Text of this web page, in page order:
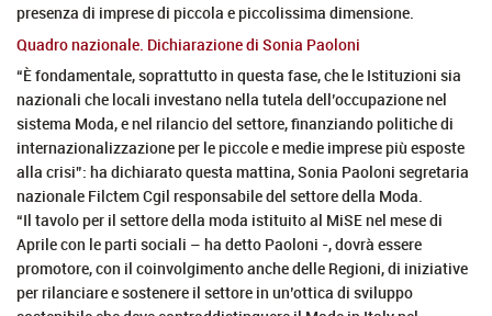
presenza di imprese di piccola e piccolissima dimensione.
Quadro nazionale. Dichiarazione di Sonia Paoloni
“È fondamentale, soprattutto in questa fase, che le Istituzioni sia
nazionali che locali investano nella tutela dell’occupazione nel
sistema Moda, e nel rilancio del settore, finanziando politiche di
internazionalizzazione per le piccole e medie imprese più esposte
alla crisi”: ha dichiarato questa mattina, Sonia Paoloni segretaria
nazionale Filctem Cgil responsabile del settore della Moda.
“Il tavolo per il settore della moda istituito al MiSE nel mese di
Aprile con le parti sociali – ha detto Paoloni -, dovrà essere
promotore, con il coinvolgimento anche delle Regioni, di iniziative
per rilanciare e sostenere il settore in un’ottica di sviluppo